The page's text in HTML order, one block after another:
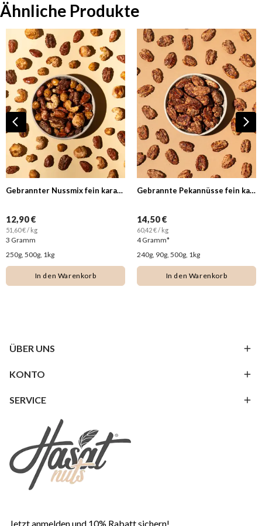
Ähnliche Produkte
Gebrannter Nussmix fein karamellisiert
12,90 €
51,60 € / kg
3 Gramm
250g, 500g, 1kg
In den Warenkorb
Gebrannte Pekannüsse fein karamellisiert
14,50 €
60,42 € / kg
4 Gramm*
240g, 90g, 500g, 1kg
In den Warenkorb
ÜBER UNS
KONTO
SERVICE
Jetzt anmelden und 10% Rabatt sichern!